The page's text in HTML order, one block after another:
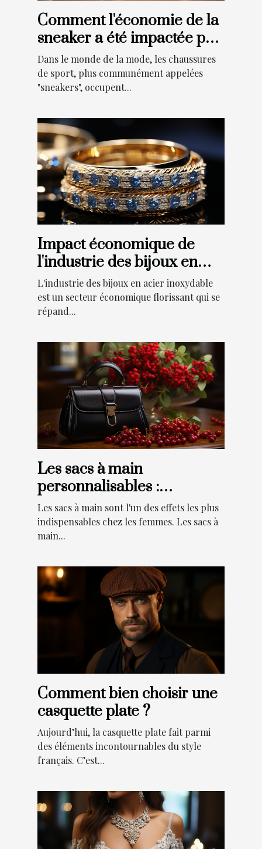
Comment l'économie de la
sneaker a été impactée par
le lancement d'Air Jordan 4
Retro Thunder 2023
Dans le monde de la mode, les chaussures
de sport, plus communément appelées
"sneakers", occupent...
Impact économique de
l'industrie des bijoux en
acier inoxydable
L'industrie des bijoux en acier inoxydable
est un secteur économique florissant qui se
répand...
Les sacs à main
personnalisables :
Pourquoi faire ce choix ?
Les sacs à main sont l'un des effets les plus
indispensables chez les femmes. Les sacs à
main...
Comment bien choisir une
casquette plate ?
Aujourd’hui, la casquette plate fait parmi
des éléments incontournables du style
français. C’est...